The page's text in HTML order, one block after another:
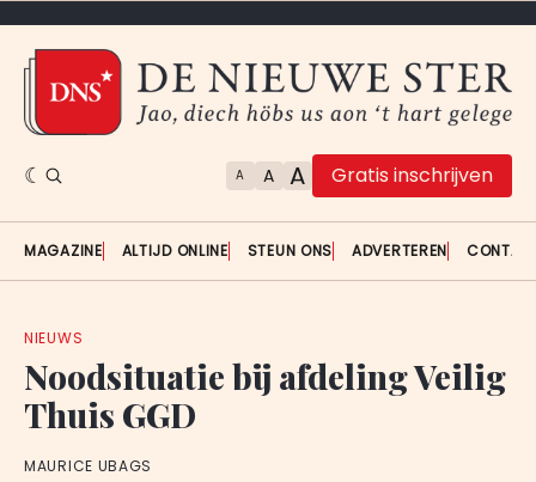
A A A Gratis inschrijven
MAGAZINE ALTIJD ONLINE STEUN ONS ADVERTEREN
NIEUWS
Noodsituatie bij afdeling Veilig
Thuis GGD
MAURICE UBAGS